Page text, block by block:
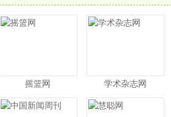
摇篮网 学术杂志网